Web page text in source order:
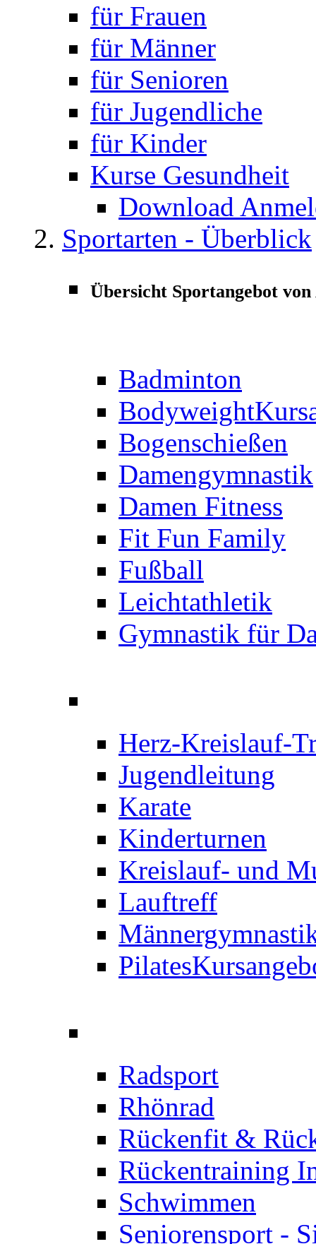
für Frauen
für Männer
für Senioren
für Jugendliche
für Kinder
Kurse Gesundheit
Download
Sportarten - Überblick
Übersicht Sportangebot
Badminton
Bodyweight
Bogenschießen
Damengymnastik
Damen Fitness
Fit Fun Family
Fußball
Leichtathletik
Gymnastik für
Herz-Kreislauf-
Jugendleitung
Karate
Kinderturnen
Kreislauf- und
Lauftreff
Pilates
Radsport
Rhönrad
Rückenfit &
Rückentraining
Schwimmen
Seniorensport -